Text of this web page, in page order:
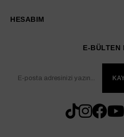
HESABIM
E-BÜLTEN